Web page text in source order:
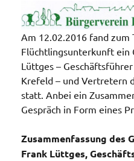
Am 12.02.2016 fand zum
Flüchtlingsunterkunft ein
Lüttges –
Krefeld – und Vertretern
statt. Anbei ein
Gespräch in Form eines
Zusammenfassung des
Frank Lüttges,